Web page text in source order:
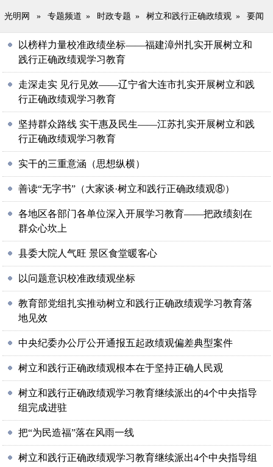
光明网 » 专题频道 » 时政专题 » 树立和践行正确政绩观 » 要闻
以榜样力量校准政绩坐标——福建漳州扎实开展树立和
践行正确政绩观学习教育
走深走实 见行见效——辽宁省大连市扎实开展树立和践
行正确政绩观学习教育
坚持群众路线 实干惠及民生——江苏扎实开展树立和践
行正确政绩观学习教育
实干的三重意涵（思想纵横）
善读“无字书”（大家谈·树立和践行正确政绩观⑧）
各地区各部门各单位深入开展学习教育——把政绩刻在
群众心坎上
县委大院人气旺 景区食堂暖客心
以问题意识校准政绩观坐标
教育部党组扎实推动树立和践行正确政绩观学习教育落
地见效
中央纪委办公厅公开通报五起政绩观偏差典型案件
树立和践行正确政绩观根本在于坚持正确人民观
树立和践行正确政绩观学习教育继续派出的4个中央指导
组完成进驻
把“为民造福”落在风雨一线
树立和践行正确政绩观学习教育继续派出4个中央指导组